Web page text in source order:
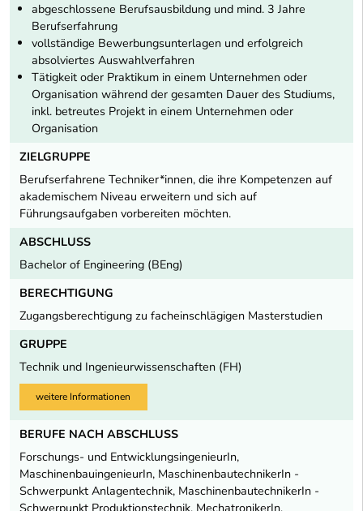
abgeschlossene Berufsausbildung und mind. 3 Jahre
Berufserfahrung
vollständige Bewerbungsunterlagen und erfolgreich
absolviertes Auswahlverfahren
Tätigkeit oder Praktikum in einem Unternehmen oder
Organisation während der gesamten Dauer des Studiums,
inkl. betreutes Projekt in einem Unternehmen oder
Organisation
ZIELGRUPPE
Berufserfahrene Techniker*innen, die ihre Kompetenzen auf
akademischem Niveau erweitern und sich auf
Führungsaufgaben vorbereiten möchten.
ABSCHLUSS
Bachelor of Engineering (BEng)
BERECHTIGUNG
Zugangsberechtigung zu facheinschlägigen Masterstudien
GRUPPE
Technik und Ingenieurwissenschaften (FH)
weitere Informationen
BERUFE NACH ABSCHLUSS
Forschungs- und EntwicklungsingenieurIn,
MaschinenbauingenieurIn, MaschinenbautechnikerIn -
Schwerpunkt Anlagentechnik, MaschinenbautechnikerIn -
Schwerpunkt Produktionstechnik, MechatronikerIn,